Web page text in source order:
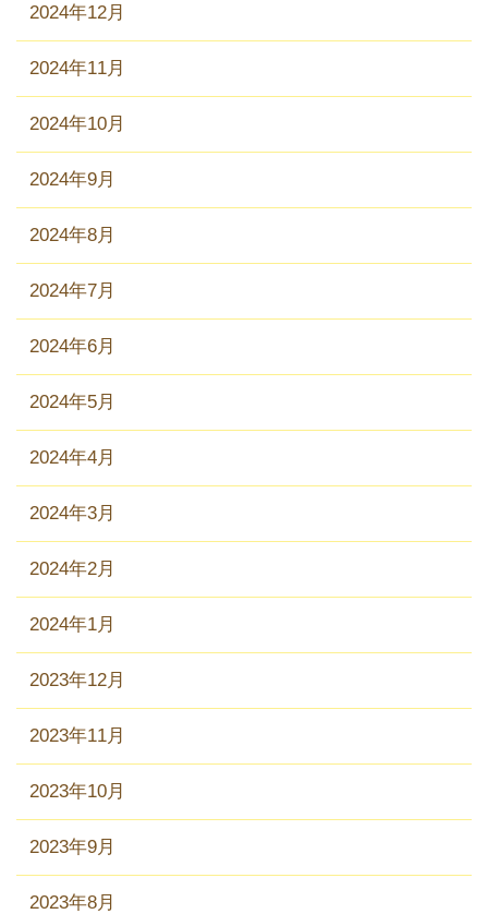
2024年12月
2024年11月
2024年10月
2024年9月
2024年8月
2024年7月
2024年6月
2024年5月
2024年4月
2024年3月
2024年2月
2024年1月
2023年12月
2023年11月
2023年10月
2023年9月
2023年8月